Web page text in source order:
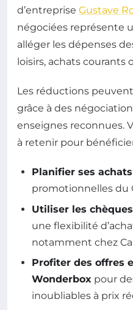
d’entreprise Gustave
négociées représente
alléger les dépenses
loisirs, achats courants
Les réductions
grâce à des
enseignes reconnues.
à retenir pour
Planifier ses achats
promotionnelles du
Utiliser les
une flexibilité
notamment chez
Profiter des offres
Wonderbox pour
inoubliables à prix